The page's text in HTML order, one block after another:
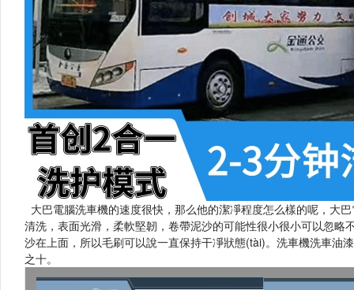
大巴電腦洗車機的速度很快，那么他的潔凈程度怎么樣的呢，
清洗，表面光滑，柔軟堅韌，卷帶泥沙的可能性很小很小可以
沙在上面，所以毛刷可以說一直保持干凈狀態(tài)。洗車機洗車
之十。